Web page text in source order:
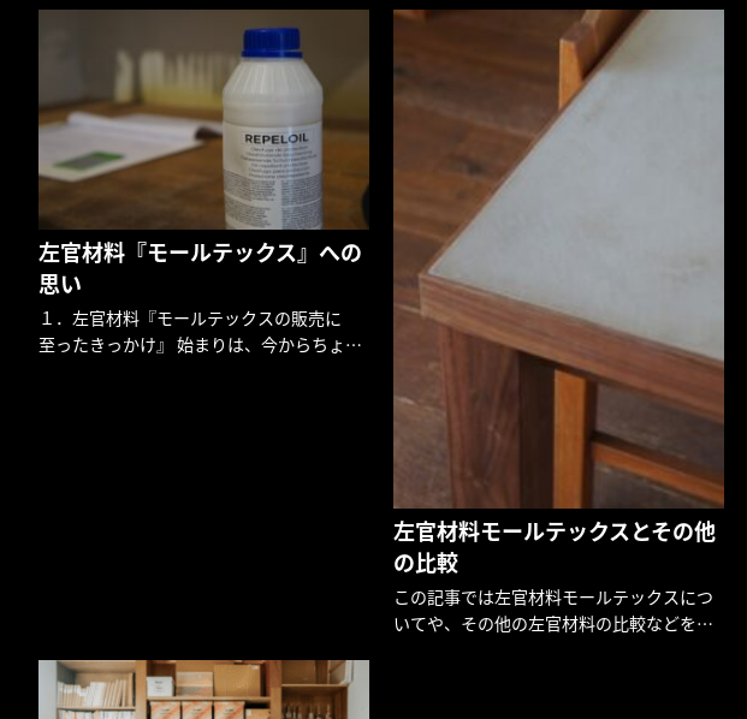
分か […]
左官材料『モールテックス』への
思い
１．左官材料『モールテックスの販売に
至ったきっかけ』 始まりは、今からちょう
左官材料モールテックスとその他
の比較
この記事では左官材料モールテックスにつ
いてや、その他の左官材料の比較などを紹